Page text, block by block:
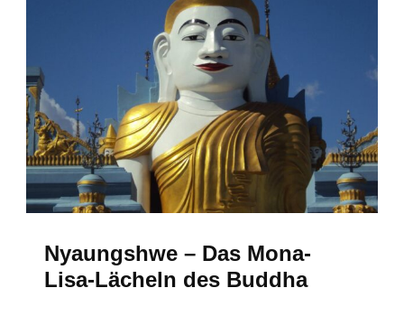
Nyaungshwe – Das Mona-
Lisa-Lächeln des Buddha